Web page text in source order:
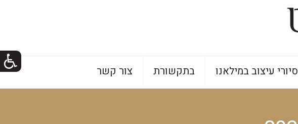
סיורי עיצוב במילאנו בתקשורת צור קשר